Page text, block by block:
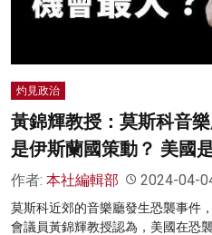
灼見政治
黃錦輝教授：莫斯科音
是伊斯蘭國策動？ 美國
作者: 本社編輯部 2024-04-
莫斯科近郊的音樂廳發生恐襲事件
會議員黃錦輝教授認為，美國在恐